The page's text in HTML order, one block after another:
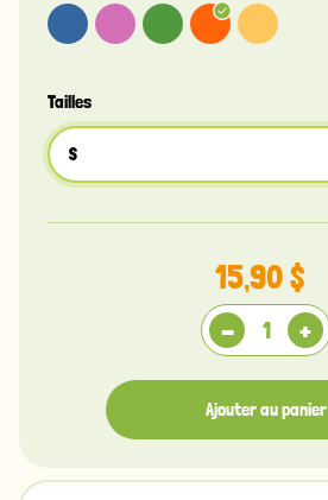
Tailles
S
15,90 $
- +
Ajouter au panier